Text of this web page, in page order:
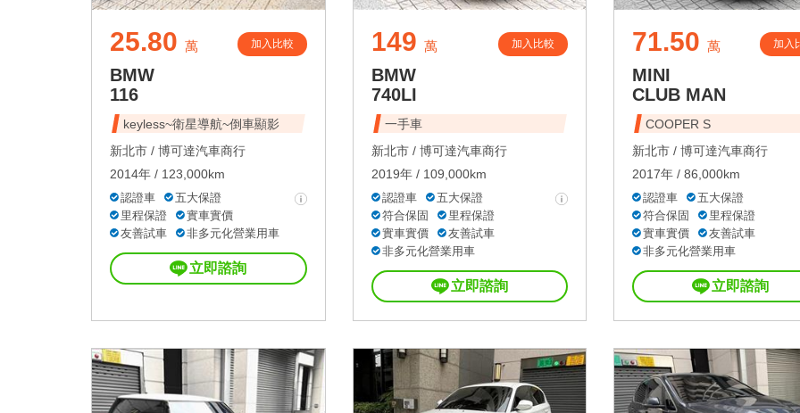
25.80 萬 加入比較
BMW
116
keyless~衛星導航~倒車顯影
新北市 / 博可達汽車商行
2014年 / 123,000km
認證車
五大保證
里程保證
實車實價
友善試車
非多元化營業用車
立即諮詢
149 萬 加入比較
BMW
740LI
一手車
新北市 / 博可達汽車商行
2019年 / 109,000km
認證車
五大保證
符合保固
里程保證
實車實價
友善試車
非多元化營業用車
立即諮詢
71.50 萬 加入
MINI
CLUB MAN
COOPER S
新北市 / 博可達汽車商行
2017年 / 86,000km
認證車
五大保證
符合保固
里程保證
實車實價
友善試車
非多元化營業用車
立即諮詢